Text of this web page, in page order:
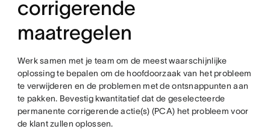
corrigerende
maatregelen
Werk samen met je team om de meest waarschijnlijke
oplossing te bepalen om de hoofdoorzaak van het probleem
te verwijderen en de problemen met de ontsnappunten aan
te pakken. Bevestig kwantitatief dat de geselecteerde
permanente corrigerende actie(s) (PCA) het probleem voor
de klant zullen oplossen.